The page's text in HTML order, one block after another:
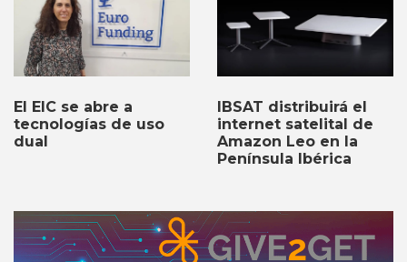
El EIC se abre a
tecnologías de uso
dual
IBSAT distribuirá el
internet satelital de
Amazon Leo en la
Península Ibérica